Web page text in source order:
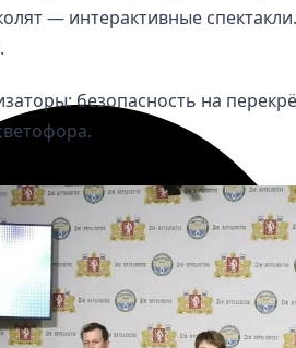
— интерактивные
безопасность на